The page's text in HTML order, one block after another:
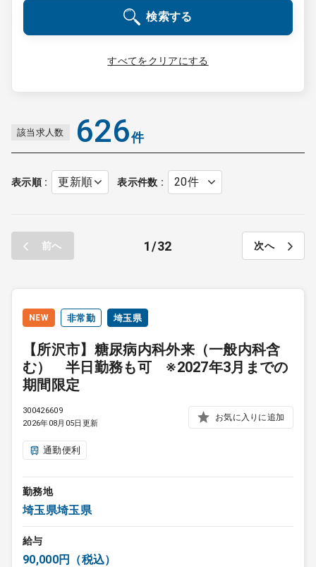
9:00 ～ 18:00（平日）
0120-337-613
採用をお考えの医療機関の方
検索する
すべてをクリアにする
該当求人数 626件
表示順 表示件数
前へ 1 32 次へ
NEW 非常勤 埼玉県
【所沢市】糖尿病内科外来（一般内科含
む） 半日勤務も可 ※2027年3月までの
期間限定
300426609
2026年08月05日更新
お気に入りに追加
通勤便利
勤務地
埼玉県埼玉県
給与
90,000円（税込）